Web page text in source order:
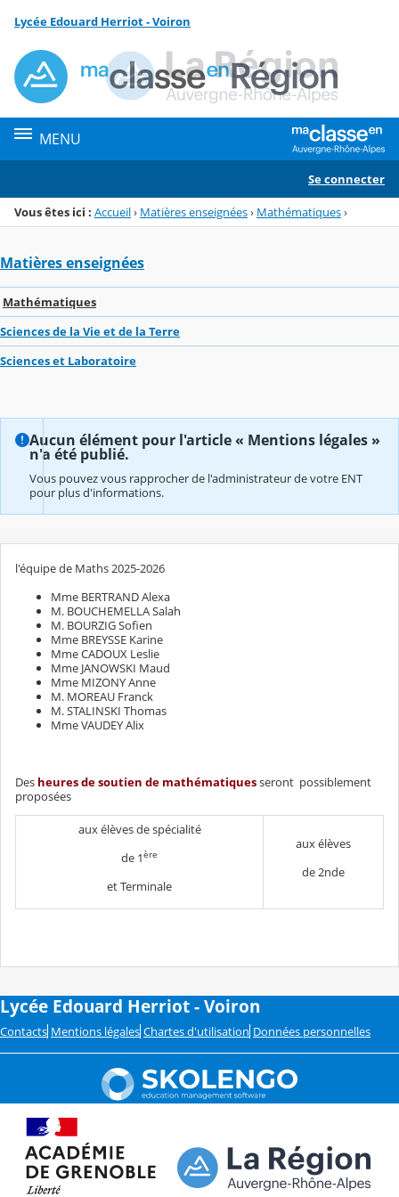
Menu de la rubrique
Contenu
Lycée Edouard Herriot - Voiron
MENU
Se connecter
Vous êtes ici : Accueil› Matières enseignées› Mathématiques›
Matières enseignées
Mathématiques
Sciences de la Vie et de la Terre
Sciences et Laboratoire
Aucun élément pour l'article « Mentions légales »
n'a été publié.
Vous pouvez vous rapprocher de l'administrateur de votre ENT
pour plus d'informations.
l'équipe de Maths 2025-2026
Mme BERTRAND Alexa
M. BOUCHEMELLA Salah
M. BOURZIG Sofien
Mme BREYSSE Karine
Mme CADOUX Leslie
Mme JANOWSKI Maud
Mme MIZONY Anne
M. MOREAU Franck
M. STALINSKI Thomas
Mme VAUDEY Alix
Des heures de soutien de mathématiquesseront possiblement
proposées
aux élèves de spécialité
de 1ère
et Terminale
aux élèves
de 2nde
Lycée Edouard Herriot - Voiron
Contacts Mentions légales Chartes d'utilisation Données personnelles